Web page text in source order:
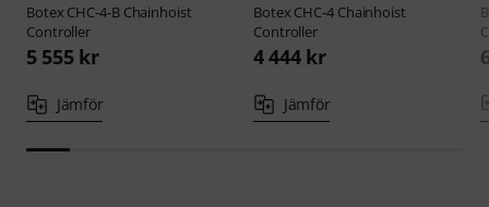
Botex CHC-4-B Chainhoist
Controller
5 555 kr
Jämför
Botex CHC-4 Chainhoist
Controller
4 444 kr
Jämför